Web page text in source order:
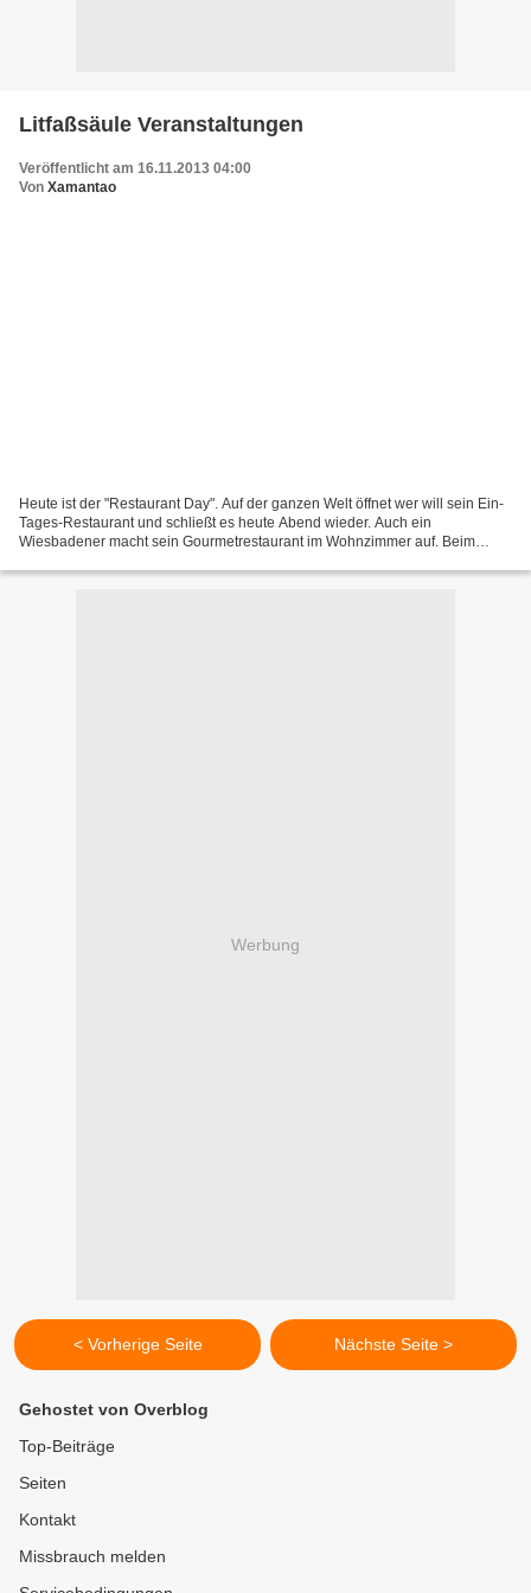
Litfaßsäule Veranstaltungen
Veröffentlicht am 16.11.2013 04:00
Von Xamantao
Heute ist der "Restaurant Day". Auf der ganzen Welt öffnet wer will sein Ein-
Tages-Restaurant und schließt es heute Abend wieder. Auch ein
Wiesbadener macht sein Gourmetrestaurant im Wohnzimmer auf. Beim
Werbung
< Vorherige Seite Nächste Seite >
Gehostet von Overblog
Top-Beiträge
Seiten
Kontakt
Missbrauch melden